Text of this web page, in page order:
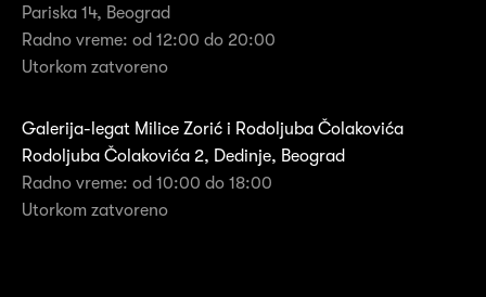
Pariska 14, Beograd
Radno vreme: od 12:00 do 20:00
Utorkom zatvoreno
Galerija-legat Milice Zorić i Rodoljuba Čolakovića
Rodoljuba Čolakovića 2, Dedinje, Beograd
Radno vreme: od 10:00 do 18:00
Utorkom zatvoreno